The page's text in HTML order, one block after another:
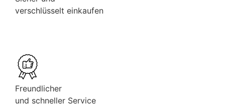
verschlüsselt einkaufen
Freundlicher
und schneller Service